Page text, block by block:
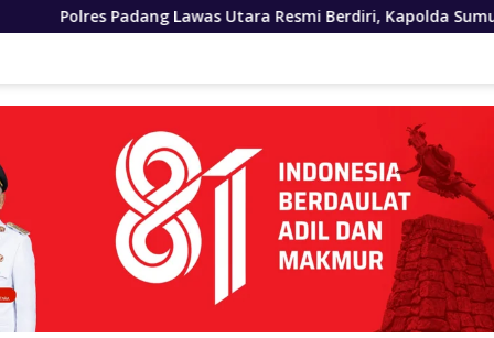
Utara Resmi Berdiri, Kapolda Sumut Tekankan Pelayanan